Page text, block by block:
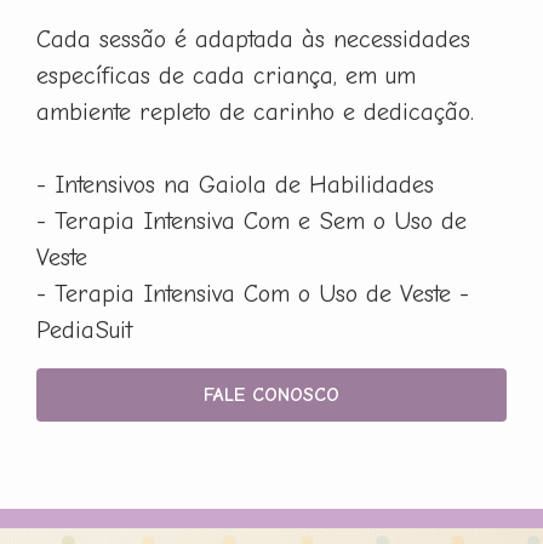
Cada sessão é adaptada às necessidades
específicas de cada criança, em um
ambiente repleto de carinho e dedicação.
- Intensivos na Gaiola de Habilidades
- Terapia Intensiva Com e Sem o Uso de
Veste
- Terapia Intensiva Com o Uso de Veste -
PediaSuit
FALE CONOSCO